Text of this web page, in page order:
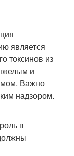
является
токсинов из
и
Важно
надзором.
в